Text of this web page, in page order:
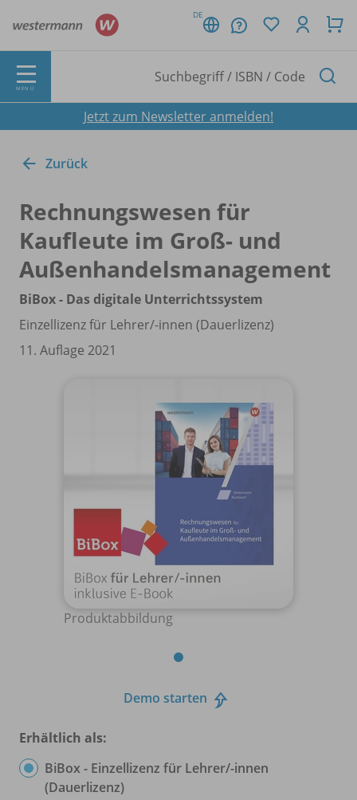
DE
MENÜ
Jetzt zum Newsletter anmelden!
Zurück
Rechnungswesen für
Kaufleute im Groß- und
Außenhandelsmanagement
BiBox - Das digitale Unterrichtssystem
Einzellizenz für Lehrer/-innen (Dauerlizenz)
11. Auflage 2021
Produktabbildung
Demo starten
Erhältlich als:
BiBox - Einzellizenz für Lehrer/-innen
(Dauerlizenz)